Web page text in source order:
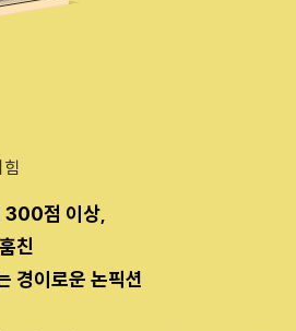
300점 이상,
친
경이로운 논픽션